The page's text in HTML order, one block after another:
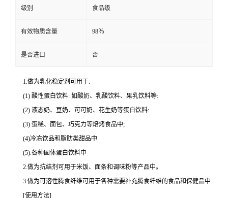
级别 食品级
有效物质含量 98％
是否进口 否
1.做为乳化稳定剂可用于:
(1) 酸性蛋白饮料: 如酸奶、乳酸饮料、果乳饮料等:
(2) 液态奶、豆奶、可可奶、花生奶等蛋白饮料:
(3) 蛋糕、面包、巧克力等焙烤食品中;
(4)冷冻饮品和脂肪类甜品中
(5).各种固体蛋白饮料中
2.做为抗结剂可用于米饭、面条和调味粉等产品中。
3.做为可溶性腾食纤维可用于各种需要补充腾食纤维的食品和保健品中
[使用方法]